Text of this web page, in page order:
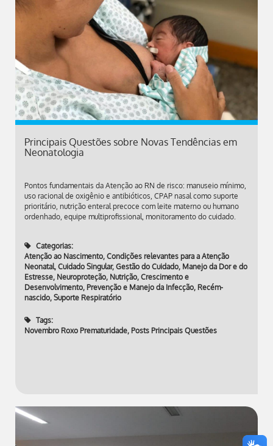
Principais Questões sobre Novas Tendências em
Neonatologia
Pontos fundamentais da Atenção ao RN de risco: manuseio mínimo,
uso racional de oxigênio e antibióticos, CPAP nasal como suporte
prioritário, nutrição enteral precoce com leite materno ou humano
ordenhado, equipe multiprofissional, monitoramento do cuidado.
Categorias:
Atenção ao Nascimento, Condições relevantes para a Atenção
Neonatal, Cuidado Singular, Gestão do Cuidado, Manejo da Dor e do
Estresse, Neuroproteção, Nutrição, Crescimento e
Desenvolvimento, Prevenção e Manejo da Infecção, Recém-
nascido, Suporte Respiratório
Tags:
Novembro Roxo Prematuridade, Posts Principais Questões